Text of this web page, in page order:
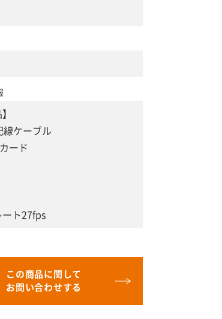
ケーブル
ード
ート27fps
この商品に関して
お問い合わせする